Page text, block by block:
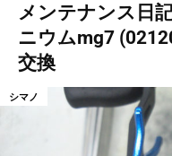
メンテナンス日
ニウムmg7
交換
シマノ